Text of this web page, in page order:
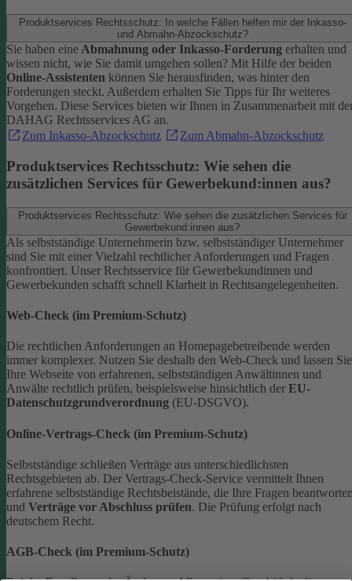
Produktservices Rechtsschutz: In welche Fällen helfen mir der Inkasso-
und Abmahn-Abzockschutz?
Sie haben eineAbmahnung oder Inkasso-Forderung erhalten und
wissen nicht, wie Sie damit umgehen sollen? Mit Hilfe der beiden
Online-Assistenten können Sie herausfinden, was hinter den
Forderungen steckt. Außerdem erhalten Sie Tipps für Ihr weiteres
Vorgehen. Diese Services bieten wir Ihnen in Zusammenarbeit mit
DAHAG Rechtsservices AG an.
Zum Inkasso-Abzockschutz
Zum Abmahn-Abzockschutz
Produktservices Rechtsschutz: Wie sehen die
zusätzlichen Services für Gewerbekund:innen aus?
Produktservices Rechtsschutz: Wie sehen die zusätzlichen Services für
Gewerbekund:innen aus?
Als selbstständige Unternehmerin bzw. selbstständiger Unternehmer
sind Sie mit einer Vielzahl rechtlicher Anforderungen und Fragen
konfrontiert. Unser Rechtsservice für Gewerbekundinnen und
Gewerbekunden schafft schnell Klarheit in Rechtsangelegenheiten.
Web-Check (im Premium-Schutz)
Die rechtlichen Anforderungen an Homepagebetreibende werden
immer komplexer. Nutzen Sie deshalb den Web-Check und lassen Sie
Ihre Webseite von erfahrenen, selbstständigen Anwältinnen und
Anwälte rechtlich prüfen, beispielsweise hinsichtlich der EU-
Datenschutzgrundverordnung (EU-DSGVO).
Online-Vertrags-Check (im Premium-Schutz)
Selbstständige schließen Verträge aus unterschiedlichsten
Rechtsgebieten ab. Der Vertrags-Check-Service vermittelt Ihnen
erfahrene selbstständige Rechtsbeistände, die Ihre Fragen
und Verträge vor Abschluss prüfen. Die Prüfung erfolgt nach
deutschem Recht.
AGB-Check (im Premium-Schutz)